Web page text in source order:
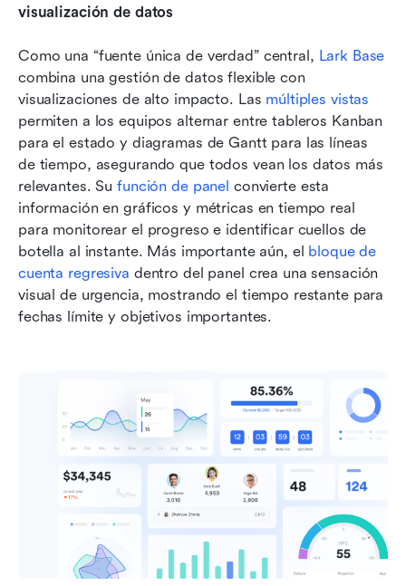
visualización de datos
Como una “fuente única de verdad” central, Lark Base
combina una gestión de datos flexible con
visualizaciones de alto impacto. Las múltiples vistas
permiten a los equipos alternar entre tableros Kanban
para el estado y diagramas de Gantt para las líneas
de tiempo, asegurando que todos vean los datos más
relevantes. Su función de panel convierte esta
información en gráficos y métricas en tiempo real
para monitorear el progreso e identificar cuellos de
botella al instante. Más importante aún, el bloque de
cuenta regresiva dentro del panel crea una sensación
visual de urgencia, mostrando el tiempo restante para
fechas límite y objetivos importantes.